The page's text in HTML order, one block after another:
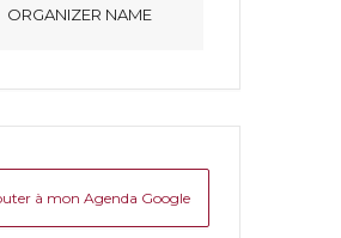
ORGANIZER NAME
à mon Agenda Google